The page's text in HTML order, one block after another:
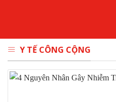
Y TẾ CÔNG CỘNG